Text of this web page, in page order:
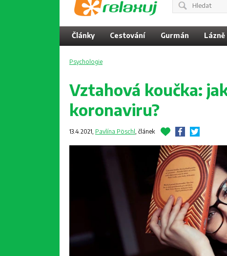
Články Cestování Gurmán Lázně
Psychologie
Vztahová koučka:
koronaviru?
13.4.2021, Pavlína Pöschl , článek